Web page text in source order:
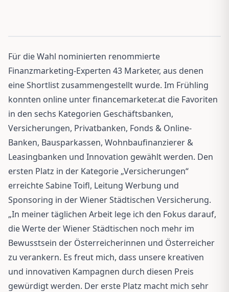
Für die Wahl nominierten renommierte
Finanzmarketing-Experten 43 Marketer, aus denen
eine Shortlist zusammengestellt wurde. Im Frühling
konnten online unter financemarketer.at die Favoriten
in den sechs Kategorien Geschäftsbanken,
Versicherungen, Privatbanken, Fonds & Online-
Banken, Bausparkassen, Wohnbaufinanzierer &
Leasingbanken und Innovation gewählt werden. Den
ersten Platz in der Kategorie „Versicherungen“
erreichte Sabine Toifl, Leitung Werbung und
Sponsoring in der Wiener Städtischen Versicherung.
„In meiner täglichen Arbeit lege ich den Fokus darauf,
die Werte der Wiener Städtischen noch mehr im
Bewusstsein der Österreicherinnen und Österreicher
zu verankern. Es freut mich, dass unsere kreativen
und innovativen Kampagnen durch diesen Preis
gewürdigt werden. Der erste Platz macht mich sehr